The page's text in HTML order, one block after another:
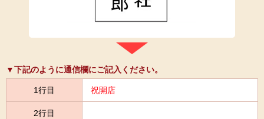
▼下記のように通信欄にご記入ください。
1行目 祝開店
2行目